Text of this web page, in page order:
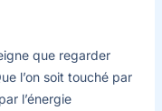
que regarder
l’on soit touché par
l’énergie